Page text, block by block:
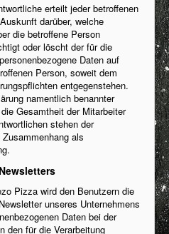
erteilt jeder betroffenen
darüber, welche
die betroffene Person
oder löscht der für die
Daten auf
Person, soweit dem
entgegenstehen.
namentlich benannter
Gesamtheit der Mitarbeiter
stehen der
als
Pizza wird den Benutzern die
unseres Unternehmens
Daten bei der
den für die Verarbeitung